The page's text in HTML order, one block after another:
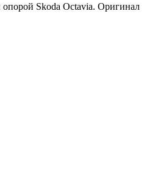
Skoda Octavia. Оригинал